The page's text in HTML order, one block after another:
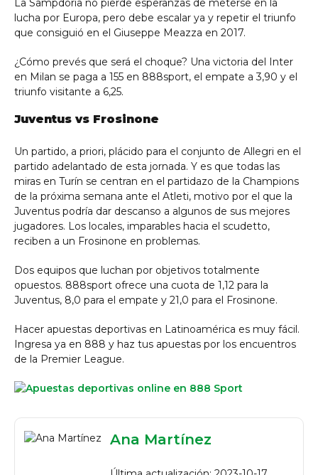
La Sampdoria no pierde esperanzas de meterse en la
lucha por Europa, pero debe escalar ya y repetir el triunfo
que consiguió en el Giuseppe Meazza en 2017.
¿Cómo prevés que será el choque? Una victoria del Inter
en Milan se paga a 155 en 888sport, el empate a 3,90 y el
triunfo visitante a 6,25.
Juventus vs Frosinone
Un partido, a priori, plácido para el conjunto de Allegri en el
partido adelantado de esta jornada. Y es que todas las
miras en Turín se centran en el partidazo de la Champions
de la próxima semana ante el Atleti, motivo por el que la
Juventus podría dar descanso a algunos de sus mejores
jugadores. Los locales, imparables hacia el scudetto,
reciben a un Frosinone en problemas.
Dos equipos que luchan por objetivos totalmente
opuestos. 888sport ofrece una cuota de 1,12 para la
Juventus, 8,0 para el empate y 21,0 para el Frosinone.
Hacer apuestas deportivas en Latinoamérica es muy fácil.
Ingresa ya en 888 y haz tus apuestas por los encuentros
de la Premier League.
Ana Martínez